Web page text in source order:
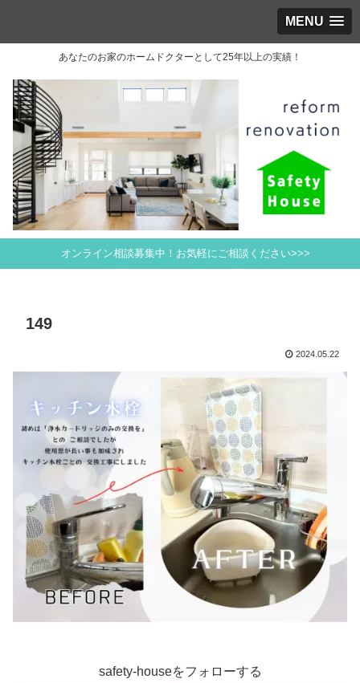
MENU
あなたのお家のホームドクターとして25年以上の実績！
オンライン相談募集中！お気軽にご相談ください>>>
149
2024.05.22
safety-houseをフォローする